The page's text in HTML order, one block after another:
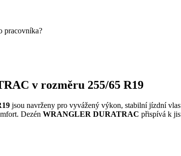
pracovníka?
v rozměru 255/65 R19
jsou navrženy pro vyvážený výkon, stabilní jízdní
Dezén WRANGLER DURATRAC přispívá k